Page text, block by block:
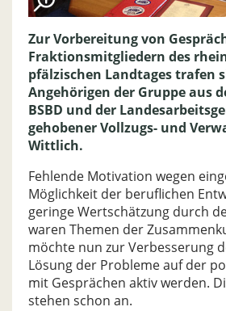
Zur Vorbereitung von
Fraktionsmitgliedern des
pfälzischen Landtages trafen
Angehörigen der Gruppe aus
BSBD und der
gehobener Vollzugs- und
Wittlich.
Fehlende Motivation wegen
Möglichkeit der beruflichen
geringe Wertschätzung durch
waren Themen der
möchte nun zur Verbesserung
Lösung der Probleme auf der
mit Gesprächen aktiv werden.
stehen schon an.